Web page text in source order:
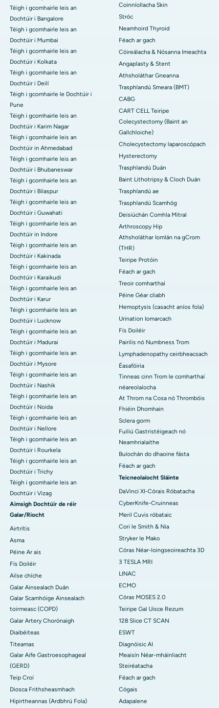
Téigh i gcomhairle leis an
Dochtúir i Bangalore
Téigh i gcomhairle leis an
Dochtúir i Mumbai
Téigh i gcomhairle leis an
Dochtúir i Kolkata
Téigh i gcomhairle leis an
Dochtúir i Deilí
Téigh i gcomhairle le Dochtúir i
Pune
Téigh i gcomhairle leis an
Dochtúir i Karim Nagar
Téigh i gcomhairle leis an
Dochtúir in Ahmedabad
Téigh i gcomhairle leis an
Dochtúir i Bhubaneswar
Téigh i gcomhairle leis an
Dochtúir i Bilaspur
Téigh i gcomhairle leis an
Dochtúir i Guwahati
Téigh i gcomhairle leis an
Dochtúir in Indore
Téigh i gcomhairle leis an
Dochtúir i Kakinada
Téigh i gcomhairle leis an
Dochtúir i Karaikudi
Téigh i gcomhairle leis an
Dochtúir i Karur
Téigh i gcomhairle leis an
Dochtúir i Lucknow
Téigh i gcomhairle leis an
Dochtúir i Madurai
Téigh i gcomhairle leis an
Dochtúir i Mysore
Téigh i gcomhairle leis an
Dochtúir i Nashik
Téigh i gcomhairle leis an
Dochtúir i Noida
Téigh i gcomhairle leis an
Dochtúir i Nellore
Téigh i gcomhairle leis an
Dochtúir i Rourkela
Téigh i gcomhairle leis an
Dochtúir i Trichy
Téigh i gcomhairle leis an
Dochtúir i Vizag
Aimsigh Dochtúir de réir
Galar/Riocht
Airtrítis
Asma
Péine Ar ais
Fís Doiléir
Ailse chíche
Galar Ainsealach Duán
Galar Scamhóige Ainsealach
toirmeasc (COPD)
Galar Artery Chorónaigh
Diaibéiteas
Titeamas
Galar Aife Gastroesophageal
(GERD)
Teip Croí
Diosca Frithsheasmhach
Hipirtheannas (Ardbhrú Fola)
Coinníollacha Skin
Stróc
Neamhoird Thyroid
Féach ar gach
Cóireálacha & Nósanna Imeachta
Angaplasty & Stent
Athsholáthar Gneanna
Trasphlandú Smeara (BMT)
CABG
CART CELL Teiripe
Colecystectomy (Baint an
Gallchloiche)
Cholecystectomy laparoscópach
Hysterectomy
Trasphlandú Duán
Baint Lithotripsy & Cloch Duán
Trasphlandú ae
Trasphlandú Scamhóg
Deisiúchán Comhla Mitral
Arthroscopy Hip
Athsholáthar Iomlán na gCrom
(THR)
Teiripe Protóin
Féach ar gach
Treoir comharthaí
Péine Géar cliabh
Hemoptysis (casacht aníos fola)
Urination Iomarcach
Fís Doiléir
Pairilis nó Numbness Trom
Lymphadenopathy ceirbheacsach
Éasafóiria
Tinneas cinn Trom le comharthaí
néareolaíocha
At Throm na Cosa nó Thrombóis
Fhiéin Dhomhain
Sclera gorm
Fuiliú Gastristéigeach nó
Neamhrialaithe
Buíochán do dhaoine fásta
Féach ar gach
Teicneolaíocht Sláinte
DaVinci XI-Córais Róbatacha
CyberKnife-Cruinneas
Meril Cuvis róbataic
Cori le Smith & Nia
Stryker le Mako
Córas Néar-loingseoireachta 3D
3 TESLA MRI
LINAC
ECMO
Córas MOSES 2.0
Teiripe Gal Uisce Rezum
128 Slice CT SCAN
ESWT
Diagnóisic AI
Meaisín Néar-mháinliacht
Steiréatacha
Féach ar gach
Cógais
Adapalene